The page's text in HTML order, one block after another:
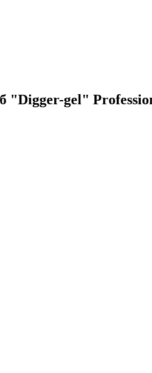
"Digger-gel"